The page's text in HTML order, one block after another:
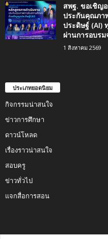
สพฐ. ขอเชิญ
ประกันคุณภา
ประดิษฐ์ (AI)
ผ่านการอบรม
1 สิงหาคม 2569
ประเภทยอดนิยม
กิจกรรมน่าสนใจ
ข่าวการศึกษา
ดาวน์โหลด
เรื่องราวน่าสนใจ
สอบครู
ข่าวทั่วไป
แจกสื่อการสอน